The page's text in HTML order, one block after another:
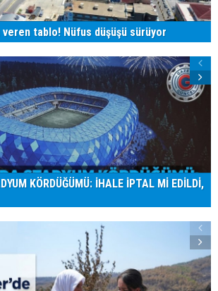
veren tablo! Nüfus düşüşü sürüyor
KÖRDÜĞÜMÜ: İHALE İPTAL Mİ EDİLDİ,